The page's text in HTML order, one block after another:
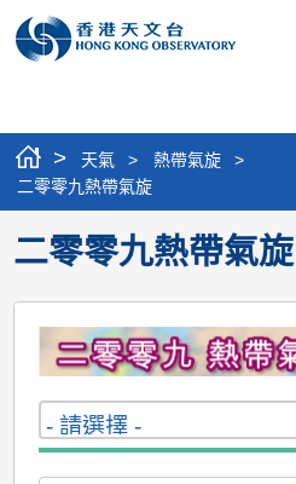
> 天氣 > 熱帶氣旋
>
二零零九熱帶氣旋
二零零九熱帶氣旋